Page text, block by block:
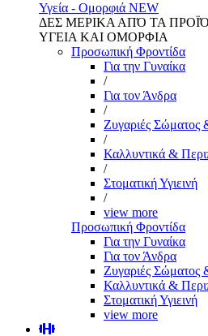
Υγεία - Ομορφιά NEW
ΔΕΣ ΜΕΡΙΚΑ ΑΠΌ ΤΑ
ΥΓΕΙΑ ΚΑΙ ΟΜΟΡΦΙΑ
Προσωπική Φροντίδα
Για την Γυναίκα
/
Για τον Άνδρα
/
Ζυγαριές Σώματος
/
Καλλυντικά &
/
Στοματική Υγιεινή
/
view more
Προσωπική Φροντίδα
Για την Γυναίκα
Για τον Άνδρα
Ζυγαριές Σώματος
Καλλυντικά &
Στοματική Υγιεινή
view more